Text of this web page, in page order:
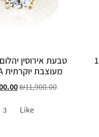
טבעת אירוסין יהלום מעבדה 1
טבעת אירוסין
מעוצבת יוקרתית OLENA
₪11,900.00
Like
3